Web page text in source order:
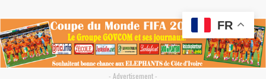
- Advertisement -
FR